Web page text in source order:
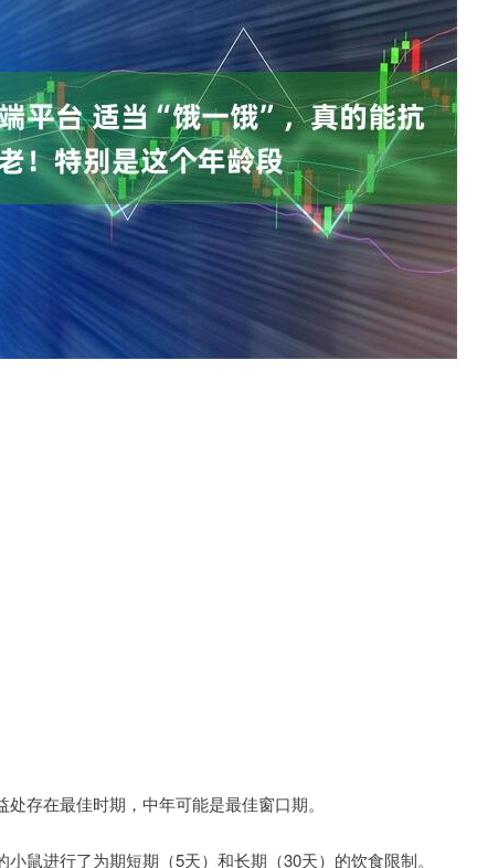
存在最佳时期，中年可能是最佳窗口期。
鼠进行了为期短期（5天）和长期（30天）的饮食限制。
14223.50 0.56% 沪深300